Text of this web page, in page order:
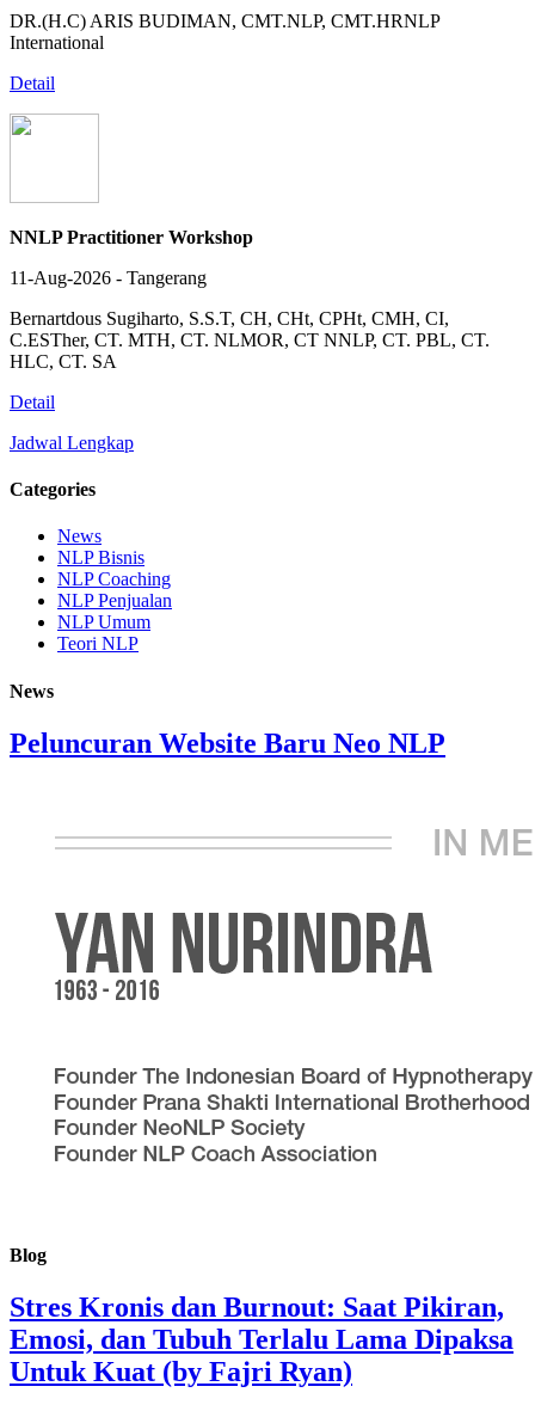
DR.(H.C) ARIS BUDIMAN, CMT.NLP, CMT.HRNLP
International
Detail
NNLP Practitioner Workshop
11-Aug-2026 - Tangerang
Bernartdous Sugiharto, S.S.T, CH, CHt, CPHt, CMH, CI,
C.ESTher, CT. MTH, CT. NLMOR, CT NNLP, CT. PBL, CT.
HLC, CT. SA
Detail
Jadwal Lengkap
Categories
News
NLP Bisnis
NLP Coaching
NLP Penjualan
NLP Umum
Teori NLP
News
Peluncuran Website Baru Neo NLP
Blog
Stres Kronis dan Burnout: Saat Pikiran,
Emosi, dan Tubuh Terlalu Lama Dipaksa
Untuk Kuat (by Fajri Ryan)